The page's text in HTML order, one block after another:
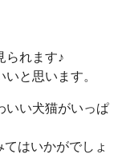
られます♪
と思います。
いい犬猫がいっぱ
はいかがでしょ